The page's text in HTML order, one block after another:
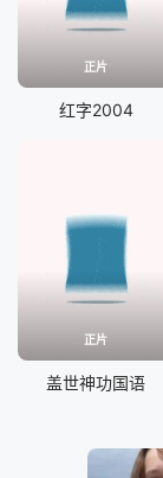
正片
红字2004
正片
盖世神功国语